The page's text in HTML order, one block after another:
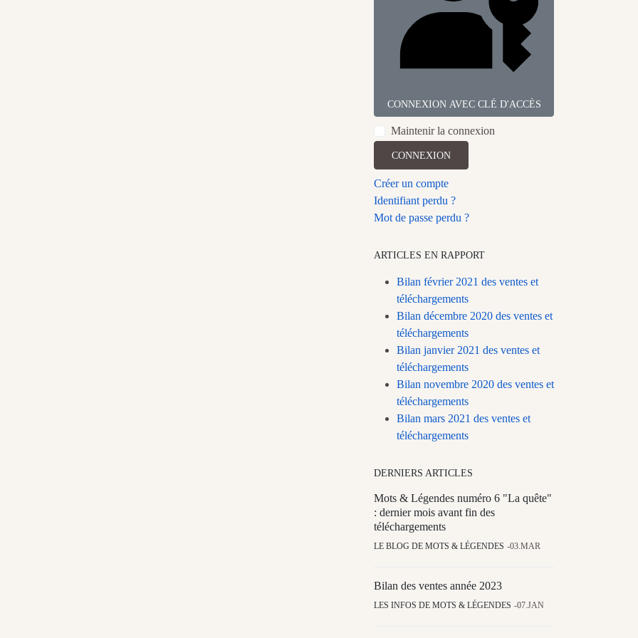
CONNEXION AVEC CLÉ D'ACCÈS
Maintenir la connexion
CONNEXION
Créer un compte
Identifiant perdu ?
Mot de passe perdu ?
ARTICLES EN RAPPORT
Bilan février 2021 des ventes et
téléchargements
Bilan décembre 2020 des ventes et
téléchargements
Bilan janvier 2021 des ventes et
téléchargements
Bilan novembre 2020 des ventes et
téléchargements
Bilan mars 2021 des ventes et
téléchargements
DERNIERS ARTICLES
Mots & Légendes numéro 6 "La quête"
: dernier mois avant fin des
téléchargements
LE BLOG DE MOTS & LÉGENDES 03.MAR
Bilan des ventes année 2023
LES INFOS DE MOTS & LÉGENDES 07.JAN